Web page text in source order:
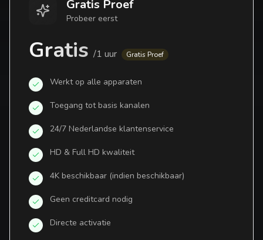
Gratis Proef
Probeer eerst
Gratis /1 uur Gratis Proef
Werkt op alle apparaten
Toegang tot basis kanalen
24/7 Nederlandse klantenservice
HD & Full HD kwaliteit
4K beschikbaar (indien beschikbaar)
Geen creditcard nodig
Directe activatie